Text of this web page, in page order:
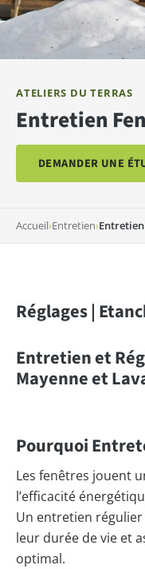
ATELIERS DU TERRAS
Entretien
DEMANDER UNE
Accueil›Entretien›
Réglages |
Entretien et
Mayenne et
Pourquoi
Les fenêtres jouent
l’efficacité
Un entretien
leur durée de vie et
optimal.